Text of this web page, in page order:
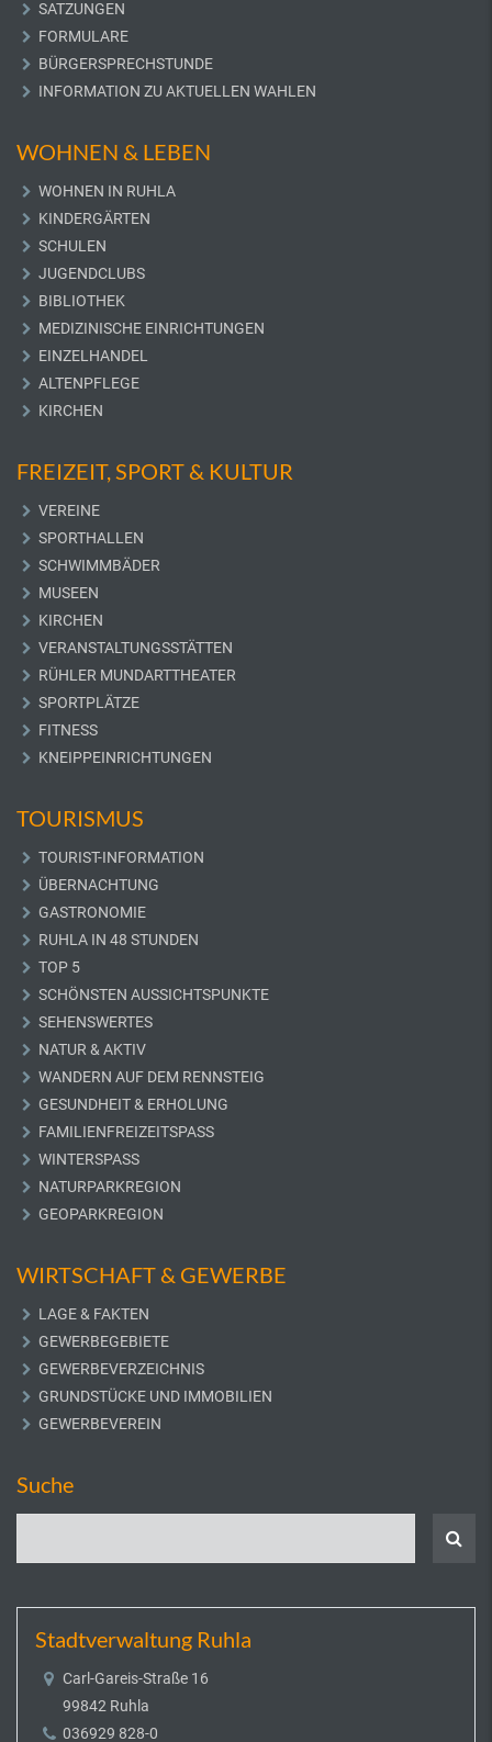
SATZUNGEN
FORMULARE
BÜRGERSPRECHSTUNDE
INFORMATION ZU AKTUELLEN WAHLEN
WOHNEN & LEBEN
WOHNEN IN RUHLA
KINDERGÄRTEN
SCHULEN
JUGENDCLUBS
BIBLIOTHEK
MEDIZINISCHE EINRICHTUNGEN
EINZELHANDEL
ALTENPFLEGE
KIRCHEN
FREIZEIT, SPORT & KULTUR
VEREINE
SPORTHALLEN
SCHWIMMBÄDER
MUSEEN
KIRCHEN
VERANSTALTUNGSSTÄTTEN
RÜHLER MUNDARTTHEATER
SPORTPLÄTZE
FITNESS
KNEIPPEINRICHTUNGEN
TOURISMUS
TOURIST-INFORMATION
ÜBERNACHTUNG
GASTRONOMIE
RUHLA IN 48 STUNDEN
TOP 5
SCHÖNSTEN AUSSICHTSPUNKTE
SEHENSWERTES
NATUR & AKTIV
WANDERN AUF DEM RENNSTEIG
GESUNDHEIT & ERHOLUNG
FAMILIENFREIZEITSPASS
WINTERSPASS
NATURPARKREGION
GEOPARKREGION
WIRTSCHAFT & GEWERBE
LAGE & FAKTEN
GEWERBEGEBIETE
GEWERBEVERZEICHNIS
GRUNDSTÜCKE UND IMMOBILIEN
GEWERBEVEREIN
Suche
Stadtverwaltung Ruhla
Carl-Gareis-Straße 16
99842 Ruhla
036929 828-0